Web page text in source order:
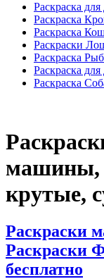
Раскраска
Раскраска
Раскраска
Раскраски
Раскраска
Раскраска
Раскраска
машины,
крутые,
Раскраски
Раскраски
бесплатно